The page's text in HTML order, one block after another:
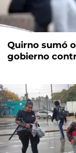
Quirno sumó
gobierno